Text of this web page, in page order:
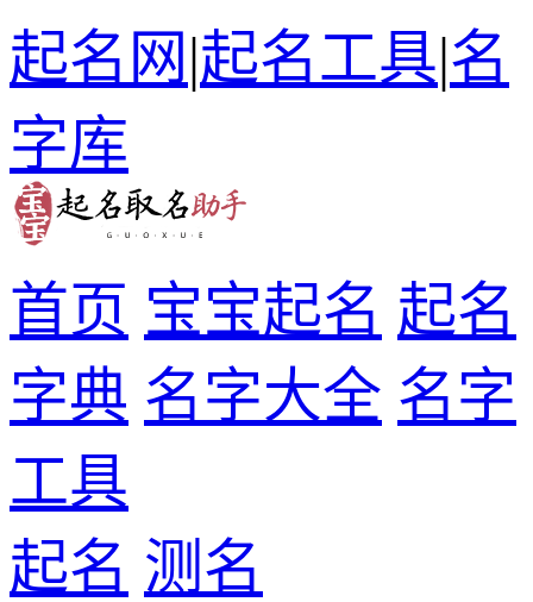
起名网|起名工具|名
字库
首页 宝宝起名 起名
字典 名字大全 名字
工具
起名 测名